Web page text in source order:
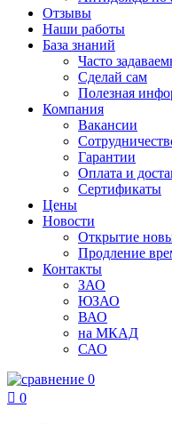
Отзывы
Наши работы
База знаний
Часто
Сделай сам
Полезная
Компания
Вакансии
Гарантии
Оплата и
Сертификаты
Цены
Новости
Открытие
Продление
Контакты
ЗАО
ЮЗАО
ВАО
на МКАД
САО
0
 0